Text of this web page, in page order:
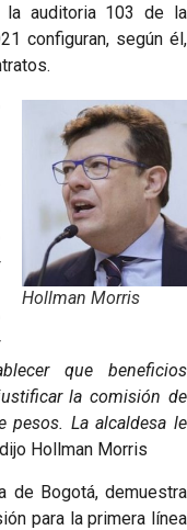
auditoria 103 de la
configuran, según él,
Hollman Morris
que beneficios
la comisión de
pesos. La alcaldesa le
dijo Hollman Morris
de Bogotá, demuestra
para la primera línea